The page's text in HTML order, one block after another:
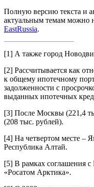
Полную версию текста и
актуальным темам можно
EastRussia.
[1] А также город
[2] Рассчитывается как
к общему ипотечному
задолженности с
выданных ипотечных
[3] После Москвы (221,4
(208 тыс. рублей).
[4] На четвертом месте –
Республика Алтай.
[5] В рамках соглашения
«Росатом Арктика».